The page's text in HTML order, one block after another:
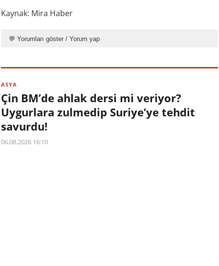
Kaynak: Mira Haber
💬 Yorumları göster / Yorum yap
ASYA
Çin BM’de ahlak dersi mi veriyor?
Uygurlara zulmedip Suriye’ye tehdit
savurdu!
06.08.2026 16:10